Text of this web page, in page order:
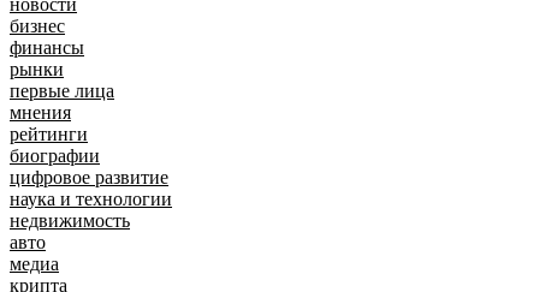
бизнес
финансы
рынки
первые лица
мнения
рейтинги
биографии
цифровое развитие
наука и технологии
недвижимость
авто
медиа
крипта